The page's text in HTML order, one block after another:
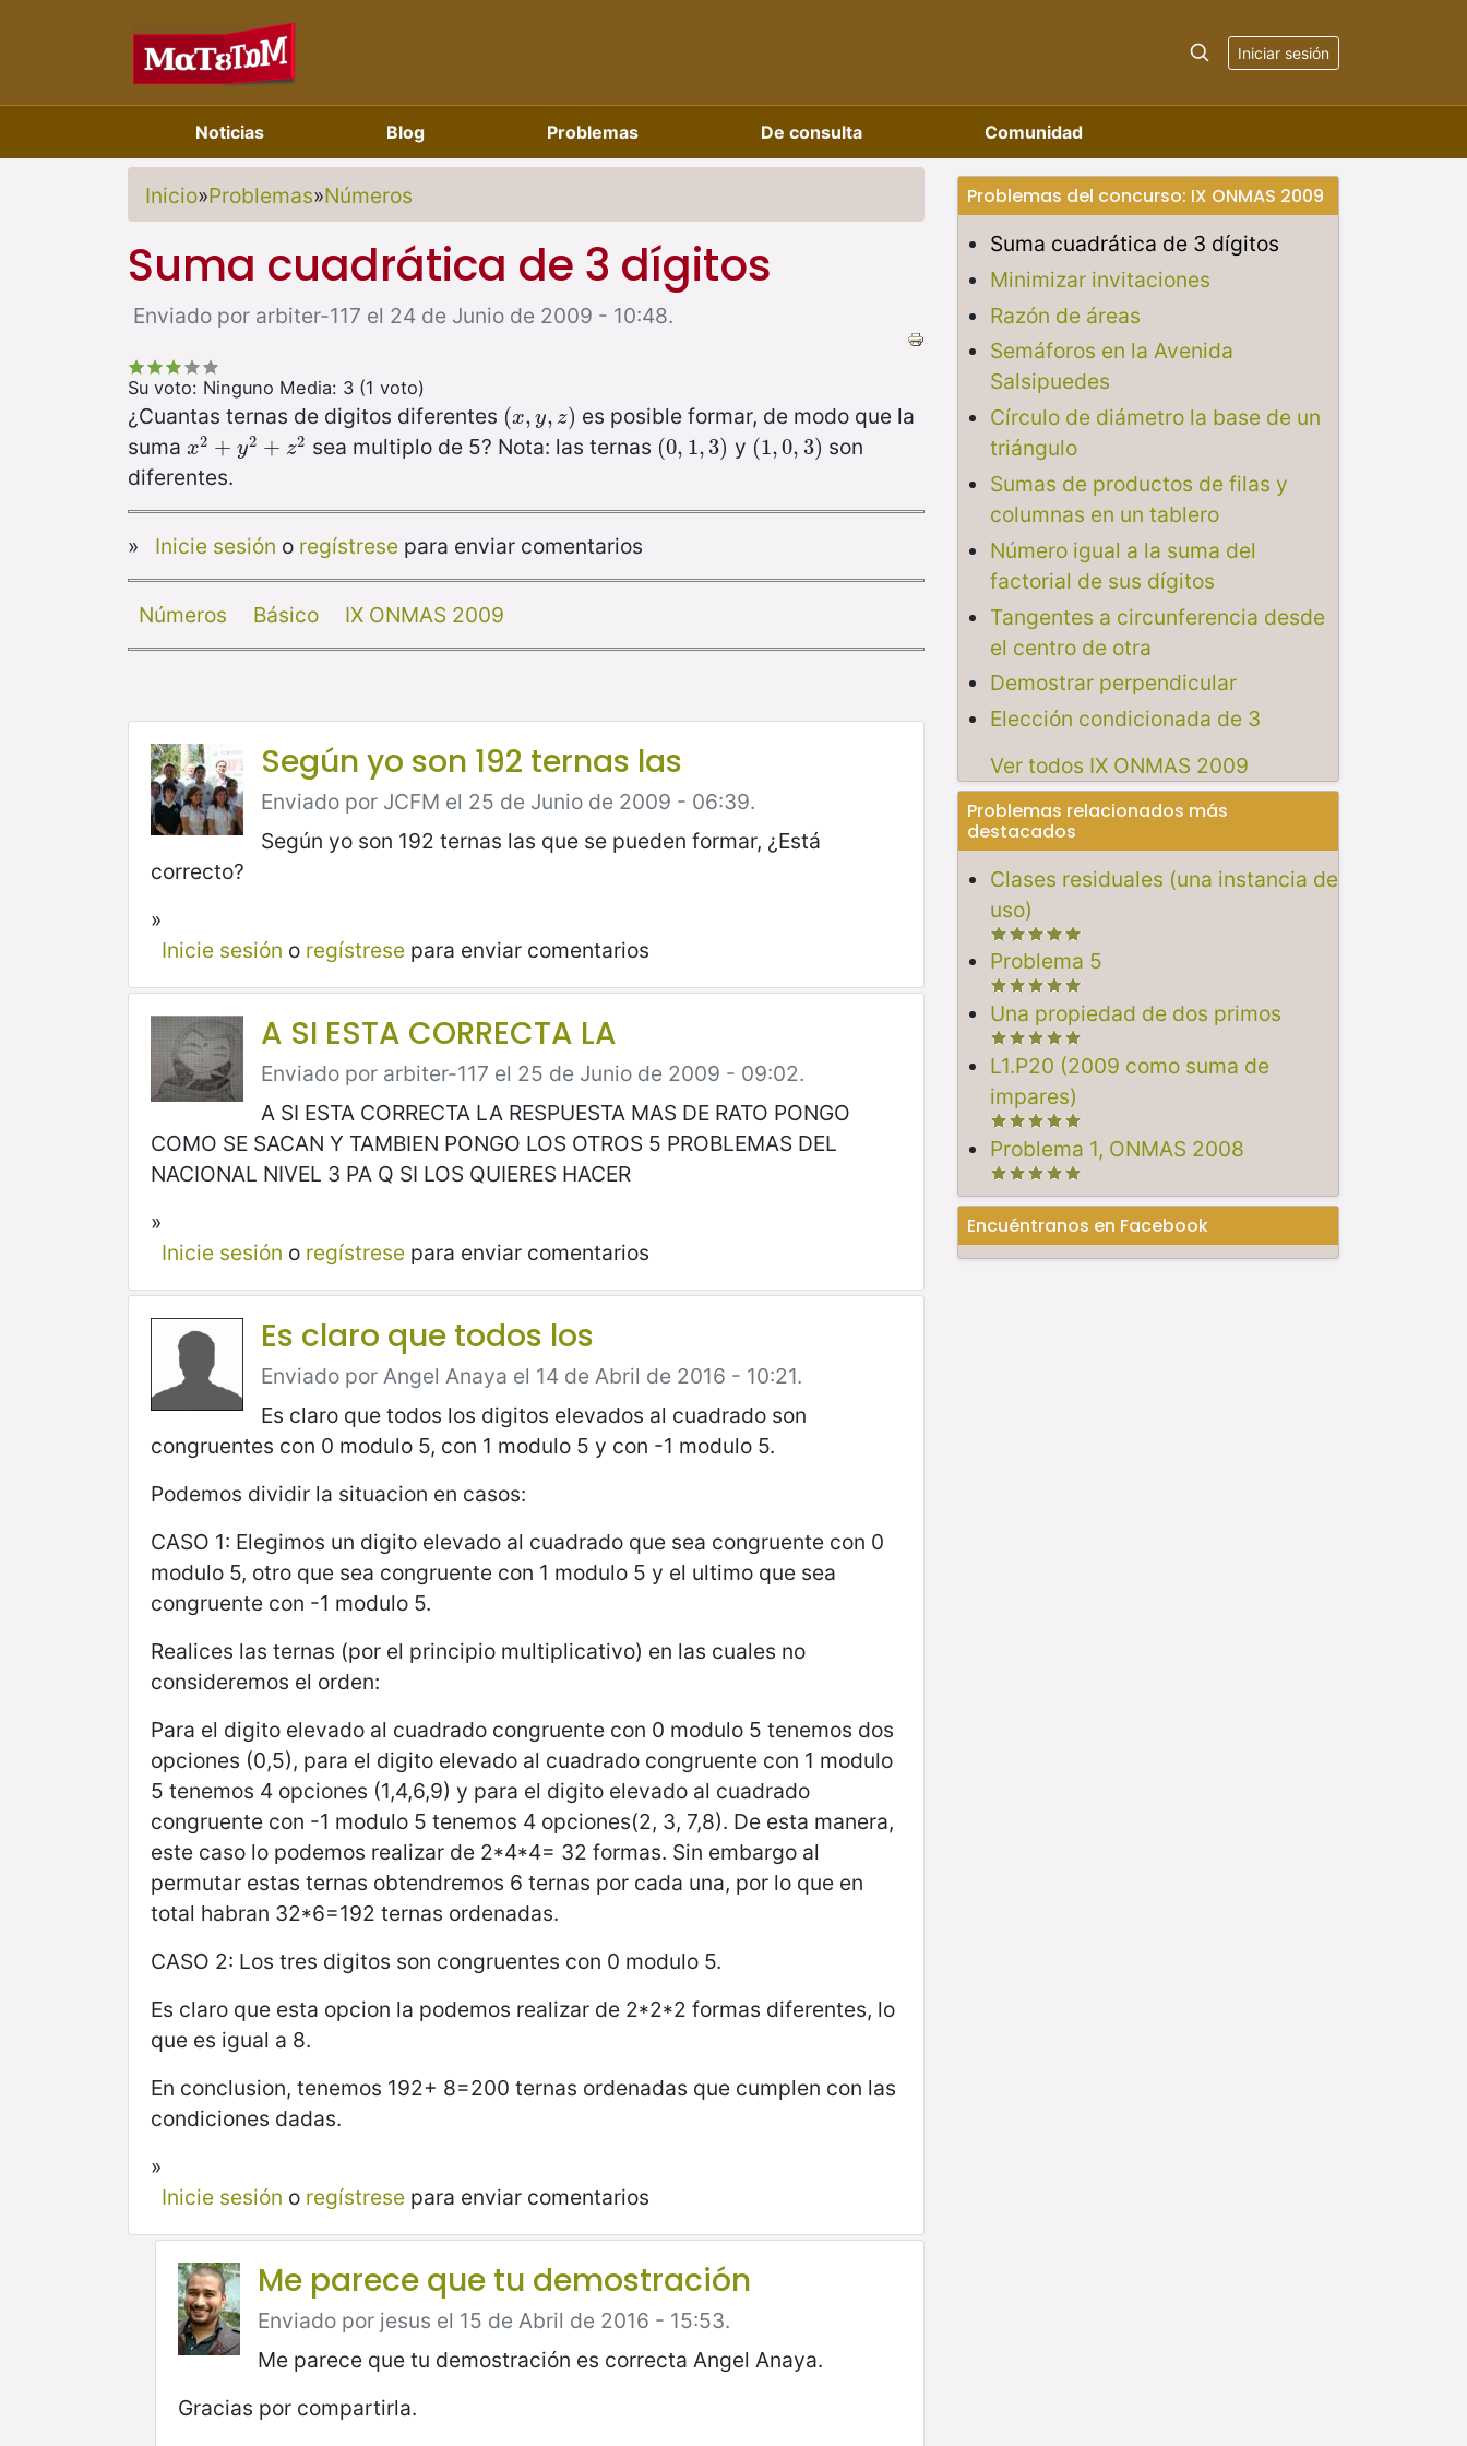
Iniciar sesión
Noticias Blog Problemas De consulta Comunidad
Inicio»Problemas»Números
Suma cuadrática de 3 dígitos
Enviado por arbiter-117 el 24 de Junio de 2009 - 10:48.
Su voto: Ninguno Media: 3 (1 voto)
¿Cuantas ternas de digitos diferentes (x, y, z)
(x,y,z)
es posible formar, de modo que la
suma x2 + y2 + z2
x2 +y 2+ z2 sea multiplo de 5? Nota: las ternas (0, 1, 3)
(0,1,3 ) y (1,0, 3)
(1,0,3 )
son
diferentes.
» Inicie sesión o regístresepara enviar comentarios
Números Básico IX ONMAS 2009
Según yo son 192 ternas las
Enviado por JCFM el 25 de Junio de 2009 - 06:39.
Según yo son 192 ternas las que se pueden formar, ¿Está
correcto?
»
Inicie sesión o regístresepara enviar comentarios
A SI ESTA CORRECTA LA
Enviado por arbiter-117 el 25 de Junio de 2009 - 09:02.
A SI ESTA CORRECTA LA RESPUESTA MAS DE RATO PONGO
COMO SE SACAN Y TAMBIEN PONGO LOS OTROS 5 PROBLEMAS DEL
NACIONAL NIVEL 3 PA Q SI LOS QUIERES HACER
»
Inicie sesión o regístresepara enviar comentarios
Es claro que todos los
Enviado por Angel Anaya el 14 de Abril de 2016 - 10:21.
Es claro que todos los digitos elevados al cuadrado son
congruentes con 0 modulo 5, con 1 modulo 5 y con -1 modulo 5.
Podemos dividir la situacion en casos:
CASO 1: Elegimos un digito elevado al cuadrado que sea congruente con 0
modulo 5, otro que sea congruente con 1 modulo 5 y el ultimo que sea
congruente con -1 modulo 5.
Realices las ternas (por el principio multiplicativo) en las cuales no
consideremos el orden:
Para el digito elevado al cuadrado congruente con 0 modulo 5 tenemos dos
opciones (0,5), para el digito elevado al cuadrado congruente con 1 modulo
5 tenemos 4 opciones (1,4,6,9) y para el digito elevado al cuadrado
congruente con -1 modulo 5 tenemos 4 opciones(2, 3, 7,8). De esta manera,
este caso lo podemos realizar de 2*4*4= 32 formas. Sin embargo al
permutar estas ternas obtendremos 6 ternas por cada una, por lo que en
total habran 32*6=192 ternas ordenadas.
CASO 2: Los tres digitos son congruentes con 0 modulo 5.
Es claro que esta opcion la podemos realizar de 2*2*2 formas diferentes, lo
que es igual a 8.
En conclusion, tenemos 192+ 8=200 ternas ordenadas que cumplen con las
condiciones dadas.
»
Inicie sesión o regístresepara enviar comentarios
Me parece que tu demostración
Enviado por jesus el 15 de Abril de 2016 - 15:53.
Me parece que tu demostración es correcta Angel Anaya.
Gracias por compartirla.
Problemas del concurso: IX ONMAS 2009
Suma cuadrática de 3 dígitos
Minimizar invitaciones
Razón de áreas
Semáforos en la Avenida
Salsipuedes
Círculo de diámetro la base de un
triángulo
Sumas de productos de filas y
columnas en un tablero
Número igual a la suma del
factorial de sus dígitos
Tangentes a circunferencia desde
el centro de otra
Demostrar perpendicular
Elección condicionada de 3
Ver todos IX ONMAS 2009
Problemas relacionados más
destacados
Clases residuales (una instancia de
uso)
Problema 5
Una propiedad de dos primos
L1.P20 (2009 como suma de
impares)
Problema 1, ONMAS 2008
Encuéntranos en Facebook